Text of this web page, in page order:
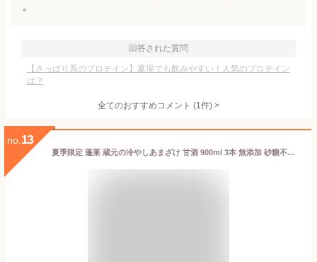
。
回答された質問
【さっぱり系のプロテイン】夏場でも飲みやすい！人気のプロテイン
は？
全てのおすすめコメント (1件) >
no. 13
夏季限定 蓬莱 蔵元の冷やしあまざけ 甘酒 900ml 3本 無添加 砂糖不使用 ノンアルコール 健康の為に 免疫力アップ！発酵食品